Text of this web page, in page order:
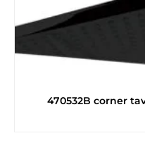
470532B corner